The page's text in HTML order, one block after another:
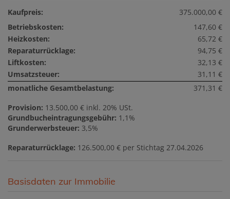
Kaufpreis:
375.000,00 €
Betriebskosten:
147,60 €
Heizkosten:
65,72 €
Reparaturrücklage:
94,75 €
Liftkosten:
32,13 €
Umsatzsteuer:
31,11 €
monatliche Gesamtbelastung:
371,31 €
Provision: 13.500,00 € inkl. 20% USt.
Grundbucheintragungsgebühr: 1,1%
Grunderwerbsteuer: 3,5%
Reparaturrücklage: 126.500,00 € per Stichtag 27.04.2026
Basisdaten zur Immobilie